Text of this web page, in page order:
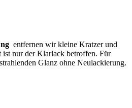
entfernen wir kleine Kratzer und
nur der Klarlack betroffen. Für
Glanz ohne Neulackierung.